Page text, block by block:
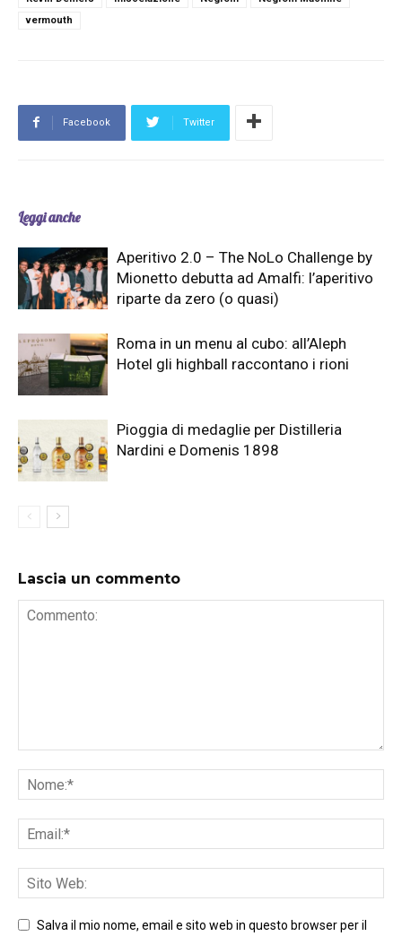
vermouth
Facebook Twitter
Leggi anche
Aperitivo 2.0 – The NoLo Challenge by
Mionetto debutta ad Amalfi: l’aperitivo
riparte da zero (o quasi)
Roma in un menu al cubo: all’Aleph
Hotel gli highball raccontano i rioni
Pioggia di medaglie per Distilleria
Nardini e Domenis 1898
Lascia un commento
Salva il mio nome, email e sito web in questo browser per il